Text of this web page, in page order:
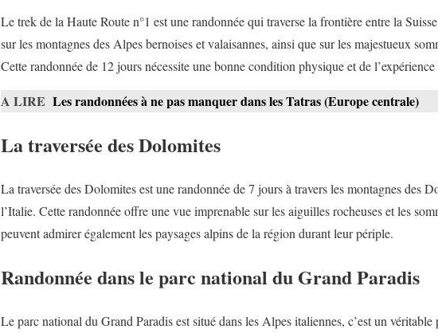
Le trek de la Haute Route n°1 est une randonnée qui traverse la frontière entre la
sur les montagnes des Alpes bernoises et valaisannes, ainsi que sur les majestueux
Cette randonnée de 12 jours nécessite une bonne condition physique et de
A LIRE Les randonnées à ne pas manquer dans les Tatras (Europe centrale)
La traversée des Dolomites
La traversée des Dolomites est une randonnée de 7 jours à travers les montagnes des
l’Italie. Cette randonnée offre une vue imprenable sur les aiguilles rocheuses et les
peuvent admirer également les paysages alpins de la région durant leur périple.
Randonnée dans le parc national du Grand Paradis
Le parc national du Grand Paradis est situé dans les Alpes italiennes, c’est un